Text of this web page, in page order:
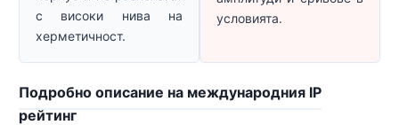
с високи нива на
херметичност.
условията.
Подробно описание на международния IP
рейтинг